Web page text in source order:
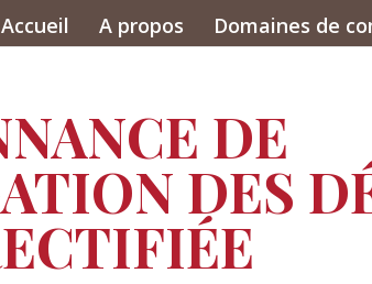
Accueil A propos Domaines de
DE
DES